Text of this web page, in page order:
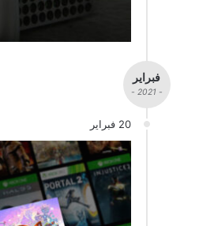
فبراير
- 2021 -
20 فبراير